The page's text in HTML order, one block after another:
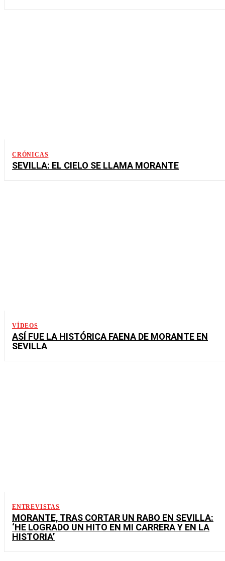
CRÓNICAS
SEVILLA: EL CIELO SE LLAMA MORANTE
VÍDEOS
ASÍ FUE LA HISTÓRICA FAENA DE MORANTE EN
SEVILLA
ENTREVISTAS
MORANTE, TRAS CORTAR UN RABO EN SEVILLA:
‘HE LOGRADO UN HITO EN MI CARRERA Y EN LA
HISTORIA’